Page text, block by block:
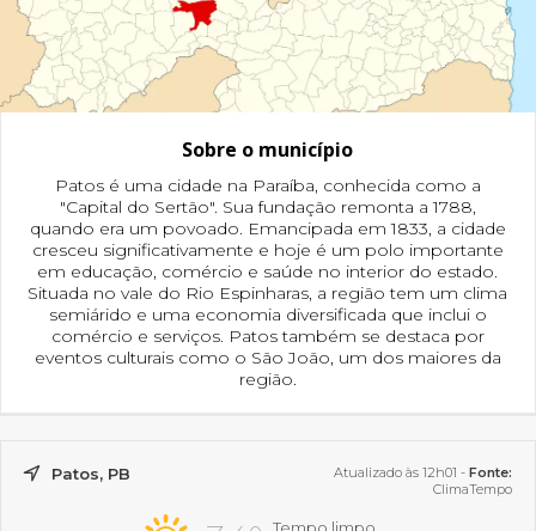
Sobre o município
Patos é uma cidade na Paraíba, conhecida como a
"Capital do Sertão". Sua fundação remonta a 1788,
quando era um povoado. Emancipada em 1833, a cidade
cresceu significativamente e hoje é um polo importante
em educação, comércio e saúde no interior do estado.
Situada no vale do Rio Espinharas, a região tem um clima
semiárido e uma economia diversificada que inclui o
comércio e serviços. Patos também se destaca por
eventos culturais como o São João, um dos maiores da
região.
Patos, PB Atualizado às 12h01 - Fonte:
ClimaTempo